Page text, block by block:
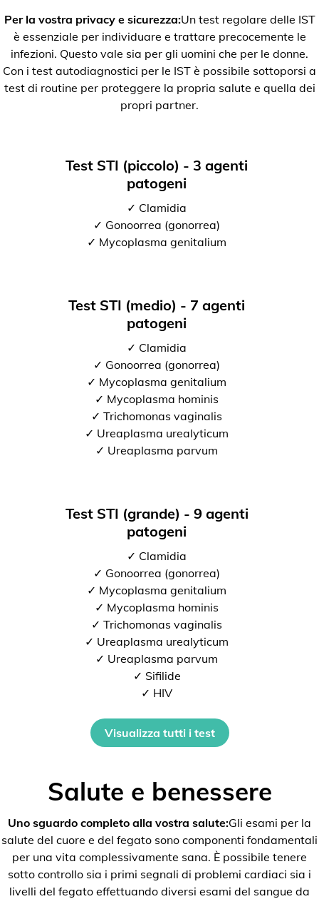
Per la vostra privacy e sicurezza:Un test regolare delle IST
è essenziale per individuare e trattare precocemente le
infezioni. Questo vale sia per gli uomini che per le donne.
Con i test autodiagnostici per le IST è possibile sottoporsi a
test di routine per proteggere la propria salute e quella dei
propri partner.
Test STI (piccolo) - 3 agenti
patogeni
✓ Clamidia
✓ Gonoorrea (gonorrea)
✓ Mycoplasma genitalium
Test STI (medio) - 7 agenti
patogeni
✓ Clamidia
✓ Gonoorrea (gonorrea)
✓ Mycoplasma genitalium
✓ Mycoplasma hominis
✓ Trichomonas vaginalis
✓ Ureaplasma urealyticum
✓ Ureaplasma parvum
Test STI (grande) - 9 agenti
patogeni
✓ Clamidia
✓ Gonoorrea (gonorrea)
✓ Mycoplasma genitalium
✓ Mycoplasma hominis
✓ Trichomonas vaginalis
✓ Ureaplasma urealyticum
✓ Ureaplasma parvum
✓ Sifilide
✓ HIV
Visualizza tutti i test
Salute e benessere
Uno sguardo completo alla vostra salute:Gli esami per la
salute del cuore e del fegato sono componenti fondamentali
per una vita complessivamente sana. È possibile tenere
sotto controllo sia i primi segnali di problemi cardiaci sia i
livelli del fegato effettuando diversi esami del sangue da